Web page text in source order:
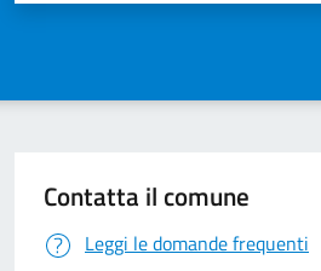
Contatta il comune
Leggi le domande frequenti